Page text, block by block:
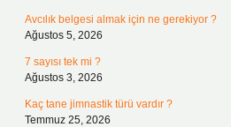
Avcılık belgesi almak için ne gerekiyor ?
Ağustos 5, 2026
7 sayısı tek mi ?
Ağustos 3, 2026
Kaç tane jimnastik türü vardır ?
Temmuz 25, 2026